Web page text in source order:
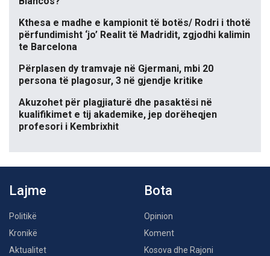
Kthesa e madhe e kampionit të botës/ Rodri i thotë
përfundimisht ‘jo’ Realit të Madridit, zgjodhi kalimin
te Barcelona
Përplasen dy tramvaje në Gjermani, mbi 20
persona të plagosur, 3 në gjendje kritike
Akuzohet për plagjiaturë dhe pasaktësi në
kualifikimet e tij akademike, jep dorëheqjen
profesori i Kembrixhit
Lajme
Politikë
Kronikë
Aktualitet
Bota
Opinion
Koment
Kosova dhe Rajoni